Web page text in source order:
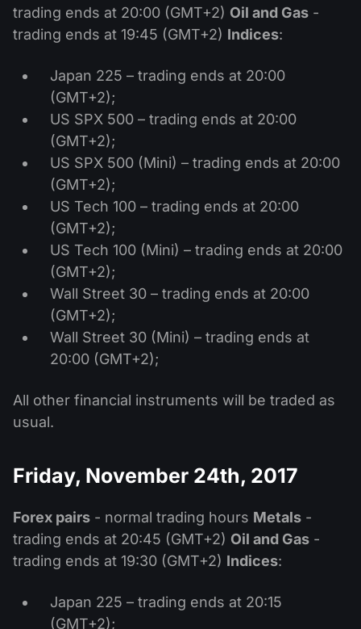
什麼是外匯經紀商?
trading ends at 20:00 (GMT+2) Oil and Gas -
trading ends at 19:45 (GMT+2) Indices:
Japan 225 – trading ends at 20:00
(GMT+2);
US SPX 500 – trading ends at 20:00
(GMT+2);
US SPX 500 (Mini) – trading ends at 20:00
(GMT+2);
US Tech 100 – trading ends at 20:00
(GMT+2);
US Tech 100 (Mini) – trading ends at 20:00
(GMT+2);
Wall Street 30 – trading ends at 20:00
(GMT+2);
Wall Street 30 (Mini) – trading ends at
20:00 (GMT+2);
All other financial instruments will be traded as
usual.
Friday, November 24th, 2017
Forex pairs - normal trading hours Metals -
trading ends at 20:45 (GMT+2) Oil and Gas -
trading ends at 19:30 (GMT+2) Indices:
Japan 225 – trading ends at 20:15
(GMT+2);